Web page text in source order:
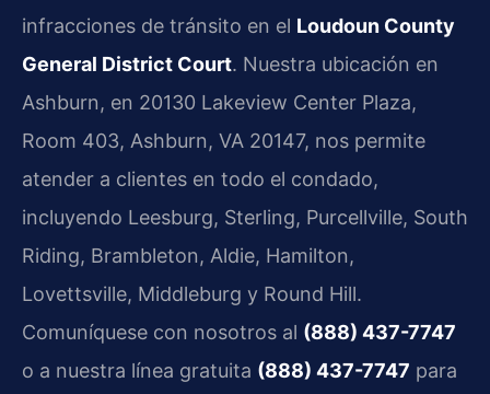
infracciones de tránsito en el Loudoun County
General District Court. Nuestra ubicación en
Ashburn, en 20130 Lakeview Center Plaza,
Room 403, Ashburn, VA 20147, nos permite
atender a clientes en todo el condado,
incluyendo Leesburg, Sterling, Purcellville, South
Riding, Brambleton, Aldie, Hamilton,
Lovettsville, Middleburg y Round Hill.
Comuníquese con nosotros al (888) 437-7747
o a nuestra línea gratuita (888) 437-7747 para